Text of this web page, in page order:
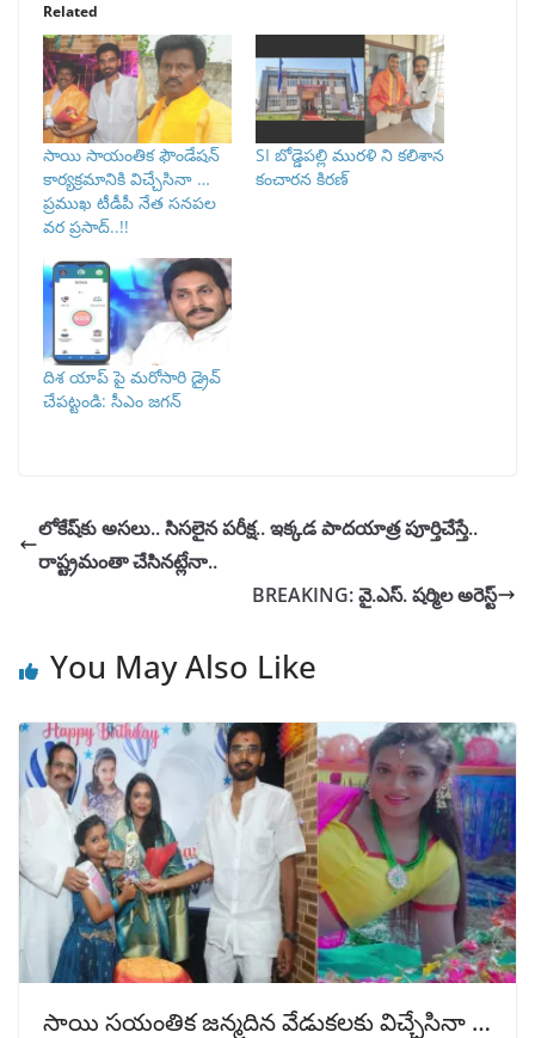
Related
సాయి సాయంతిక ఫౌండేషన్
కార్యక్రమానికి విచ్చేసినా …
ప్రముఖ టీడీపీ నేత సనపల
వర ప్రసాద్..!!
SI బోడ్డెపల్లి మురళి ని కలిశాన
కంచారన కిరణ్
దిశ యాప్‌ పై మరోసారి డ్రైవ్‌
చేపట్టండి: సీఎం జగన్
లోకేష్‌కు అసలు.. సిసలైన పరీక్ష.. ఇక్కడ పాదయాత్ర పూర్తిచేస్తే..
రాష్ట్రమంతా చేసినట్లేనా..
BREAKING: వై.ఎస్. షర్మిల అరెస్ట్
You May Also Like
సాయి సయంతిక జన్మదిన వేడుకలకు విచ్చేసినా …